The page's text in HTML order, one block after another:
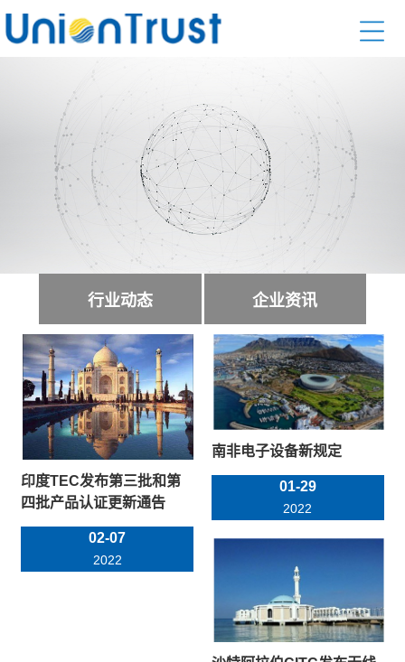
行业动态 企业资讯
印度TEC发布第三批和第
四批产品认证更新通告
02-07
2022
南非电子设备新规定
01-29
2022